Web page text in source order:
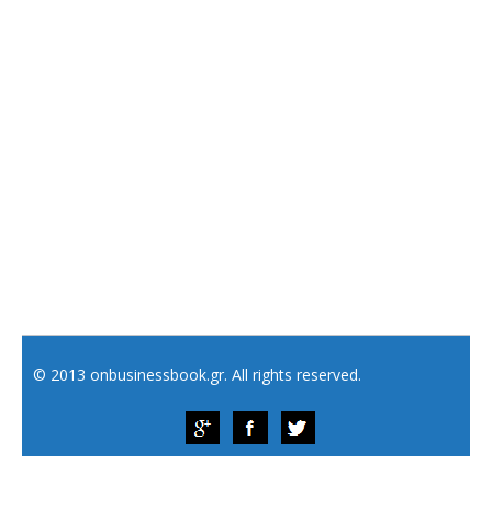
© 2013 onbusinessbook.gr. All rights reserved.